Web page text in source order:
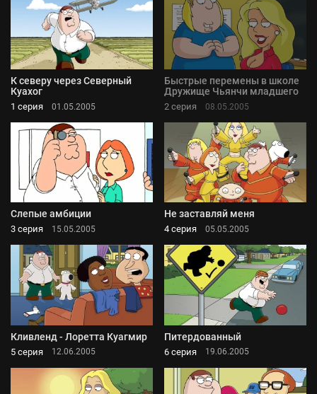
К северу через Северный
Куахог
1 серия 01.05.2005
Быстрые перемены в школе
Дружище Чьянчи младшего
2 серия 08.05.2005
Слепые амбиции
3 серия 15.05.2005
Не заставляй меня
4 серия 05.05.2005
Кливленд - Лоретта Куагмир
5 серия 12.06.2005
Питердованный
6 серия 19.06.2005